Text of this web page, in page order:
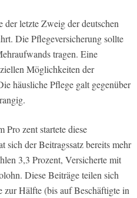
letzte Zweig der deutschen
Die Pflegever­sicherung sollte
tragen. Eine
Möglichkeiten der
häusliche Pflege galt gegenüber
Pro­ zent startete diese
sich der Beitragssatz be­reits mehr
3,3 Prozent, Versicherte mit
Diese Beiträge teilen sich
Hälfte (bis auf Beschäftigte in